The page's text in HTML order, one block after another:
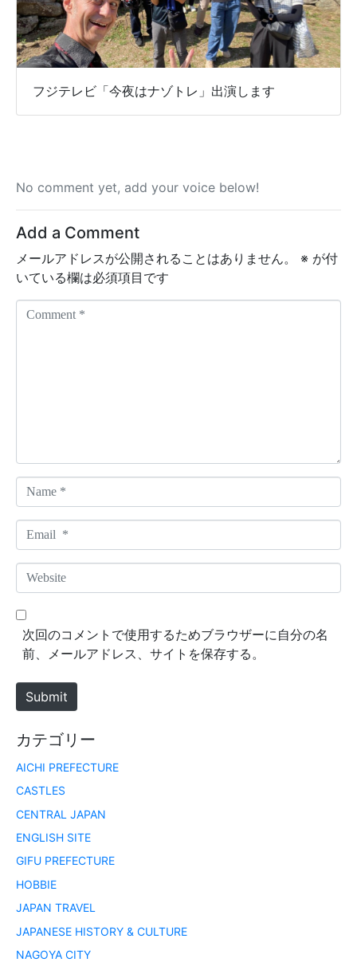
フジテレビ「今夜はナゾトレ」出演します
No comment yet, add your voice below!
Add a Comment
メールアドレスが公開されることはありません。 ※ が付
いている欄は必須項目です
a
m
*
m
a
*
W
e
b
e
次回のコメントで使用するためブラウザーに自分の名
前、メールアドレス、サイトを保存する。
Submit
カテゴリー
AICHI PREFECTURE
CASTLES
CENTRAL JAPAN
ENGLISH SITE
GIFU PREFECTURE
HOBBIE
JAPAN TRAVEL
JAPANESE HISTORY & CULTURE
NAGOYA CITY